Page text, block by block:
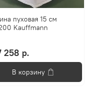
пуховая 15 см
Kauffmann
258 р.
В корзину